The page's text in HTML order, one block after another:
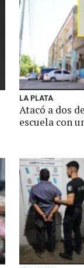
LA PLATA
Atacó a dos
escuela con